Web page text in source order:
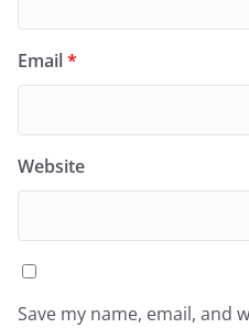
Email*
Website
Save my name, email, and